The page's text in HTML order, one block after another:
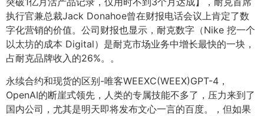
执行官兼总裁Jack Donahoe曾在财报电话会议上肯定了数
字化营销的价值。公司财报也显示，耐克数字（Nike 挖一个
以太坊的成本 Digital）是耐克市场业务中增长最快的一块，
占耐克品牌收入的26%。。
永续合约和现货的区别-唯客WEEXC(WEEX)GPT-4，
OpenAI的断崖式领先，人类的专属技能不多了，压力来到了
国内公司，尤其是明天即将发布文心一言的百度。，但如果